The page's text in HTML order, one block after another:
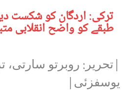
ترکی: اردگان کو شکست
طبقے کو واضح انقلابی
|تحریر: روبرتو سارتی،
یوسفزئی|